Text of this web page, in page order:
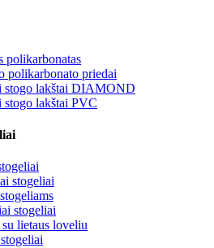
polikarbonatas
polikarbonato priedai
stogo lakštai DIAMOND
stogo lakštai PVC
stogeliai
stogeliai
lietaus loveliu